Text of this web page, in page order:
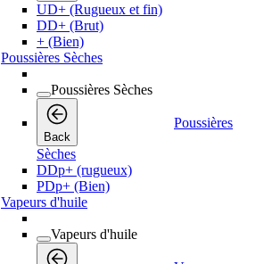
UD+ (Rugueux et fin)
DD+ (Brut)
+ (Bien)
Poussières Sèches
Poussières Sèches
Back
Poussières
Sèches
DDp+ (rugueux)
PDp+ (Bien)
Vapeurs d'huile
Vapeurs d'huile